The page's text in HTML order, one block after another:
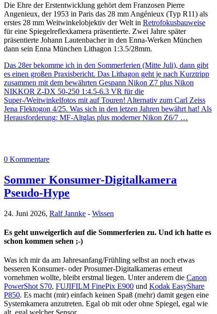
Die Ehre der Erstentwicklung gehört dem Franzosen Pierre
Angenieux, der 1953 in Paris das 28 mm Angénieux (Typ R11) als
erstes 28 mm Weitwinkelobjektiv der Welt in Retrofokusbauweise
für eine Spiegelreflexkamera präsentierte. Zwei Jahre später
präsentierte Johann Lautenbacher in den Enna-Werken München
dann sein Enna München Lithagon 1:3.5/28mm.
Das 28er bekomme ich in den Sommerferien (Mitte Juli), dann gibt
es einen großen Praxisbericht. Das Lithagon geht je nach Kurztripp
zusammen mit dem bewährten Gespann Nikon Z7 plus Nikon
NIKKOR Z-DX 50-250 1:4.5-6.3 VR für die
Super-/Weitwinkelfotos mit auf Touren! Alternativ zum Carl Zeiss
Jena Flektogon 4/25. Was sich in den letzen Jahren bewährt hat! Als
Herausforderung: MF-Altglas plus moderner Nikon Z6/7 …
0 Kommentare
Sommer Konsumer-Digitalkamera
Pseudo-Hype
24. Juni 2026, Ralf Jannke - Wissen
Es geht unweigerlich auf die Sommerferien zu. Und ich hatte es
schon kommen sehen ;-)
Was ich mir da am Jahresanfang/Frühling selbst an noch etwas
besseren Konsumer- oder Prosumer-Digitalkameras erneut
vornehmen wollte, bleibt erstmal liegen. Unter anderem die Canon
PowerShot S70, FUJIFILM FinePix E900 und Kodak EasyShare
P850. Es macht (mir) einfach keinen Spaß (mehr) damit gegen eine
Systemkamera anzutreten. Egal ob mit oder ohne Spiegel, egal wie